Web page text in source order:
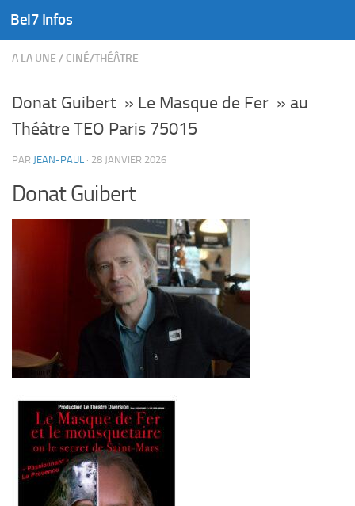
Skip to content
Bel7 Infos
A LA UNE / CINÉ/THÉÂTRE
Donat Guibert » Le Masque de Fer » au
Théâtre TEO Paris 75015
PAR JEAN-PAUL · 28 JANVIER 2026
Donat Guibert